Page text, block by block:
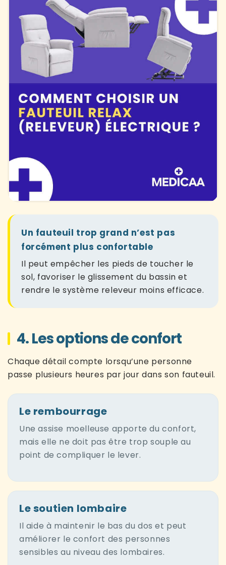
Un fauteuil trop grand n’est pas
forcément plus confortable
Il peut empêcher les pieds de toucher le
sol, favoriser le glissement du bassin et
rendre le système releveur moins efficace.
4. Les options de confort
Chaque détail compte lorsqu’une personne
passe plusieurs heures par jour dans son fauteuil.
Le rembourrage
Une assise moelleuse apporte du confort,
mais elle ne doit pas être trop souple au
point de compliquer le lever.
Le soutien lombaire
Il aide à maintenir le bas du dos et peut
améliorer le confort des personnes
sensibles au niveau des lombaires.